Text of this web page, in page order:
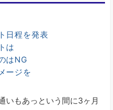
日程を発表
は
はNG
ージを
いもあっという間に3ヶ月